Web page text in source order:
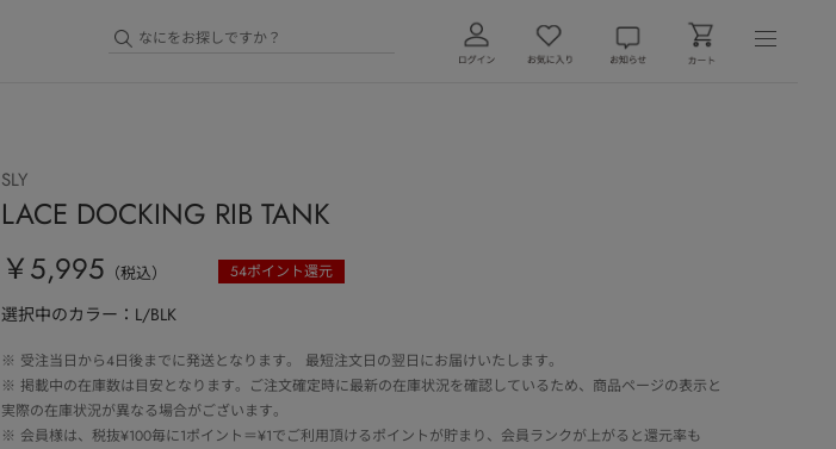
SLY
LACE DOCKING RIB TANK
￥5,995 （税込） 54ポイント還元
選択中のカラー：L/BLK
※ 受注当日から4日後までに発送となります。 最短注文日の翌日にお届けいたします。
※ 掲載中の在庫数は目安となります。ご注文確定時に最新の在庫状況を確認しているため、商品ページの表示と
実際の在庫状況が異なる場合がございます。
※ 会員様は、税抜¥100毎に1ポイント＝¥1でご利用頂けるポイントが貯まり、会員ランクが上がると還元率も